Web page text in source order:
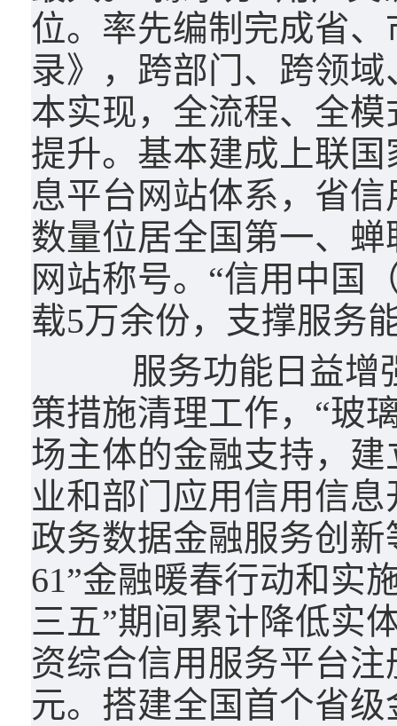
位。率先编制完成省
录》，跨部门、跨领
本实现，全流程、全
提升。基本建成上联
息平台网站体系，省
数量位居全国第一、
网站称号。“信用中国
载5万余份，支撑服务
服务功能日益增强
策措施清理工作，“玻
场主体的金融支持，
业和部门应用信用信息
政务数据金融服务创
61”金融暖春行动和实
三五”期间累计降低实
资综合信用服务平台
元。搭建全国首个省